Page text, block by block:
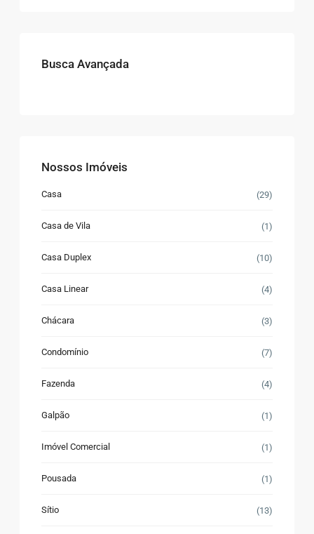
Busca Avançada
Nossos Imóveis
Casa (29)
Casa de Vila (1)
Casa Duplex (10)
Casa Linear (4)
Chácara (3)
Condomínio (7)
Fazenda (4)
Galpão (1)
Imóvel Comercial (1)
Pousada (1)
Sítio (13)